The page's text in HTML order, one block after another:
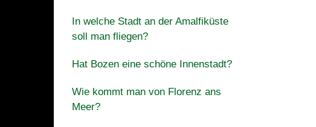
In welche Stadt an der Amalfiküste
soll man fliegen?
Hat Bozen eine schöne Innenstadt?
Wie kommt man von Florenz ans
Meer?